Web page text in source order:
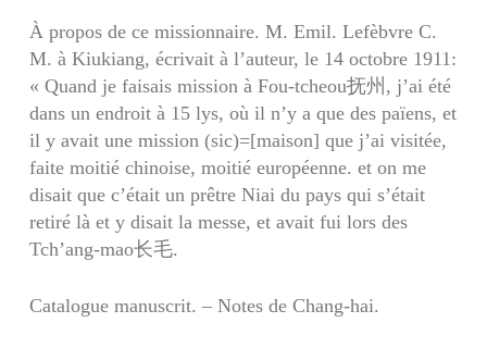
À propos de ce missionnaire. M. Emil. Lefèbvre C.
M. à Kiukiang, écrivait à l’auteur, le 14 octobre 1911:
« Quand je faisais mission à Fou-tcheou抚州, j’ai été
dans un endroit à 15 lys, où il n’y a que des païens, et
il y avait une mission (sic)=[maison] que j’ai visitée,
faite moitié chinoise, moitié européenne. et on me
disait que c’était un prêtre Niai du pays qui s’était
retiré là et y disait la messe, et avait fui lors des
Tch’ang-mao长毛.
Catalogue manuscrit. – Notes de Chang-hai.